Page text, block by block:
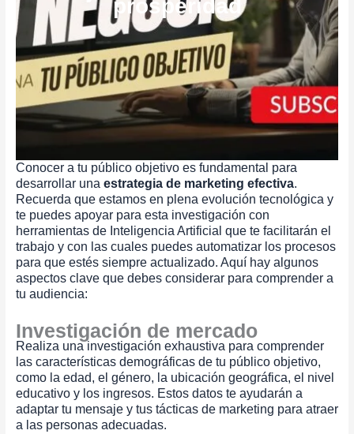
prosperidad
Conocer a tu público objetivo es fundamental para
desarrollar una estrategia de marketing efectiva.
Recuerda que estamos en plena evolución tecnológica y
te puedes apoyar para esta investigación con
herramientas de Inteligencia Artificial que te facilitarán el
trabajo y con las cuales puedes automatizar los procesos
para que estés siempre actualizado. Aquí hay algunos
aspectos clave que debes considerar para comprender a
tu audiencia:
Investigación de mercado
Realiza una investigación exhaustiva para comprender
las características demográficas de tu público objetivo,
como la edad, el género, la ubicación geográfica, el nivel
educativo y los ingresos. Estos datos te ayudarán a
adaptar tu mensaje y tus tácticas de marketing para atraer
a las personas adecuadas.